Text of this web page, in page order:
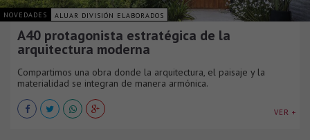
NOVEDADES ALUAR DIVISIÓN ELABORADOS
A40 protagonista estratégica de la
arquitectura moderna
Compartimos una obra donde la arquitectura, el paisaje y la
materialidad se integran de manera armónica.
VER +